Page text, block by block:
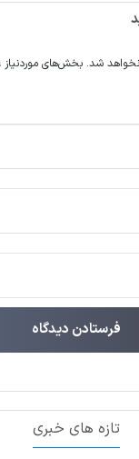
شد. بخش‌های موردنیاز
تازه های خبری